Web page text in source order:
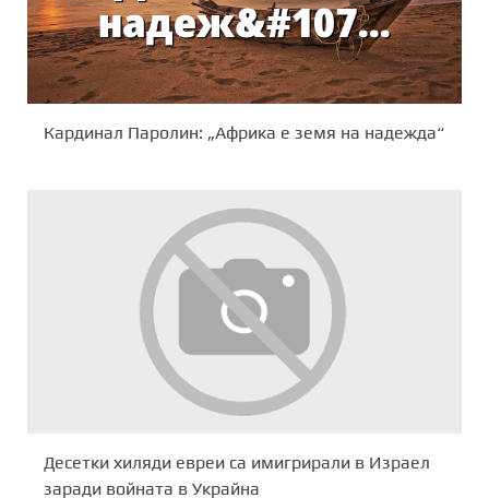
Кардинал Паролин: „Африка е земя на надежда“
Десетки хиляди евреи са имигрирали в Израел
заради войната в Украйна